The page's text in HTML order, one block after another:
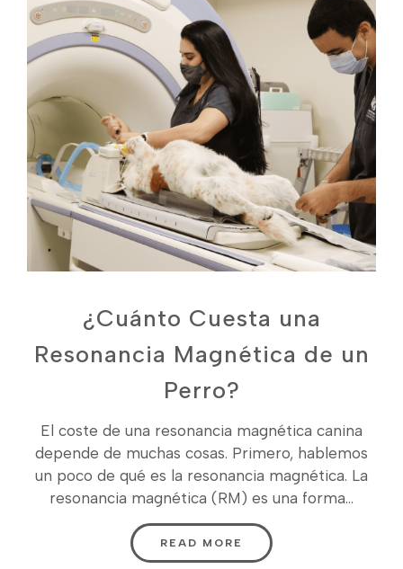
¿Cuánto Cuesta una
Resonancia Magnética de un
Perro?
El coste de una resonancia magnética canina
depende de muchas cosas. Primero, hablemos
un poco de qué es la resonancia magnética. La
resonancia magnética (RM) es una forma...
READ MORE